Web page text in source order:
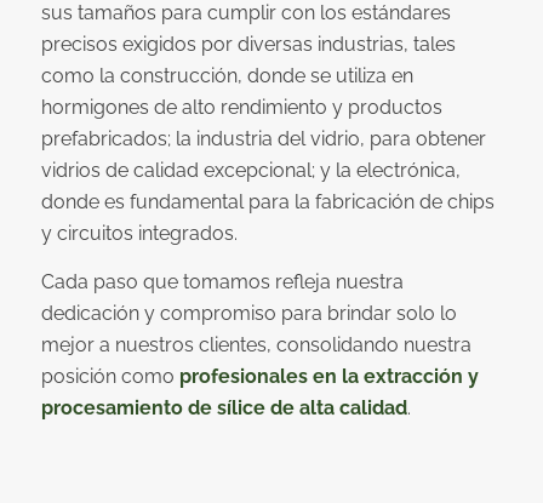
sus tamaños para cumplir con los estándares
precisos exigidos por diversas industrias, tales
como la construcción, donde se utiliza en
hormigones de alto rendimiento y productos
prefabricados; la industria del vidrio, para obtener
vidrios de calidad excepcional; y la electrónica,
donde es fundamental para la fabricación de chips
y circuitos integrados.
Cada paso que tomamos refleja nuestra
dedicación y compromiso para brindar solo lo
mejor a nuestros clientes, consolidando nuestra
posición como profesionales en la extracción y
procesamiento de sílice de alta calidad.